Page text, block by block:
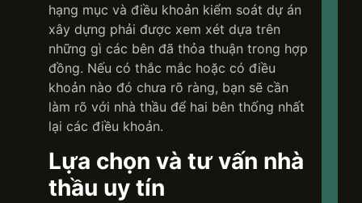
hạng mục và điều khoản kiểm soát dự án
xây dựng phải được xem xét dựa trên
những gì các bên đã thỏa thuận trong hợp
đồng. Nếu có thắc mắc hoặc có điều
khoản nào đó chưa rõ ràng, bạn sẽ cần
làm rõ với nhà thầu để hai bên thống nhất
lại các điều khoản.
Lựa chọn và tư vấn nhà
thầu uy tín